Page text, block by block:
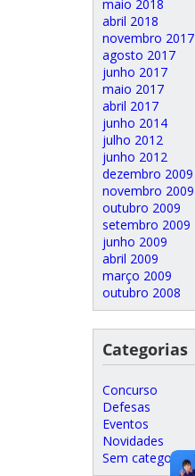
maio 2018
abril 2018
novembro 2017
agosto 2017
junho 2017
maio 2017
abril 2017
junho 2014
julho 2012
junho 2012
dezembro 2009
novembro 2009
outubro 2009
setembro 2009
junho 2009
abril 2009
março 2009
outubro 2008
Categorias
Concurso
Defesas
Eventos
Novidades
Sem categoria